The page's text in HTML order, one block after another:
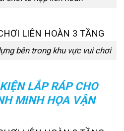
bên trong khu vực vui chơi
LẮP RÁP CHO
MINH HỌA VẬN